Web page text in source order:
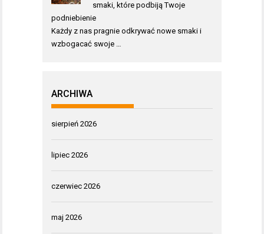
smaki, które podbiją Twoje
podniebienie
Każdy z nas pragnie odkrywać nowe smaki i
wzbogacać swoje …
ARCHIWA
sierpień 2026
lipiec 2026
czerwiec 2026
maj 2026